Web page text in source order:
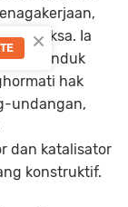
paksa. Ia
di induk
hak
undangan,
dan katalisator
konstruktif.
×